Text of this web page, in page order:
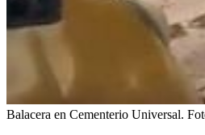
Balacera en Cementerio Universal.